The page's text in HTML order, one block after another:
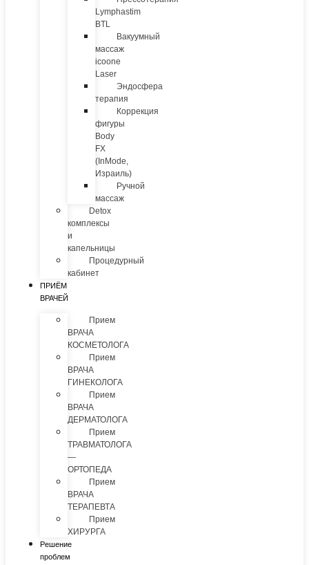
Lymphastim
BTL
Вакуумный
массаж
icoone
Laser
Эндосфера
терапия
Коррекция
фигуры
Body
FX
(InMode,
Израиль)
Ручной
массаж
Detox
комплексы
и
капельницы
Процедурный
кабинет
ПРИЁМ
ВРАЧЕЙ
Прием
ВРАЧА
КОСМЕТОЛОГА
Прием
ВРАЧА
ГИНЕКОЛОГА
Прием
ВРАЧА
ДЕРМАТОЛОГА
Прием
ТРАВМАТОЛОГА
—
ОРТОПЕДА
Прием
ВРАЧА
ТЕРАПЕВТА
Прием
ХИРУРГА
Решение
проблем